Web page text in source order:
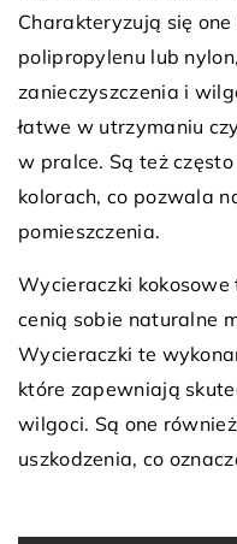
Charakteryzują się
polipropylenu lub
zanieczyszczenia i
łatwe w utrzymaniu
w pralce. Są też
kolorach, co pozwala
pomieszczenia.
Wycieraczki
cenią sobie naturalne
Wycieraczki te
które zapewniają
wilgoci. Są one
uszkodzenia, co